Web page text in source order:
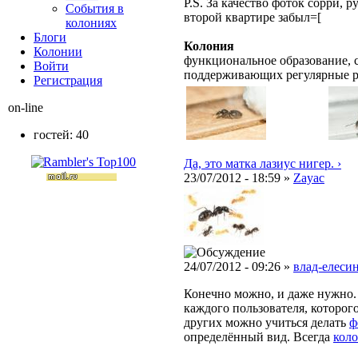
P.S. За качество фоток сорри,
второй квартире забыл=[
Колония
функциональное образование,
поддерживающих регулярные
Да, это матка лазиус нигер. ›
23/07/2012 - 18:59 » Zayac
24/07/2012 - 09:26 » влад-
Конечно можно, и даже
каждого пользователя,
других можно учиться делать
определённый вид. Всегда
События в
колониях
Блоги
Колонии
Войти
Peгиcтpaция
on-line
гостей: 40